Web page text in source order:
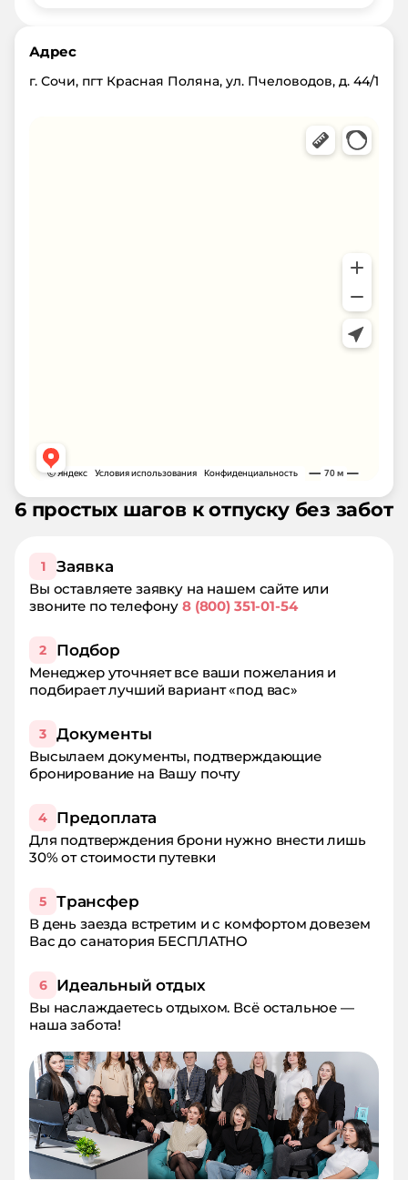
Адрес
г. Сочи, пгт Красная Поляна, ул. Пчеловодов, д. 44/1
6 простых шагов к отпуску без забот
1 Заявка
Вы оставляете заявку на нашем сайте или
звоните по телефону8 (800) 351-01-54
2 Подбор
Менеджер уточняет все ваши пожелания и
подбирает лучший вариант «под вас»
3 Документы
Высылаем документы, подтверждающие
бронирование на Вашу почту
4 Предоплата
Для подтверждения брони нужно внести лишь
30% от стоимости путевки
5 Трансфер
В день заезда встретим и с комфортом довезем
Вас до санатория БЕСПЛАТНО
6 Идеальный отдых
Вы наслаждаетесь отдыхом. Всё остальное —
наша забота!